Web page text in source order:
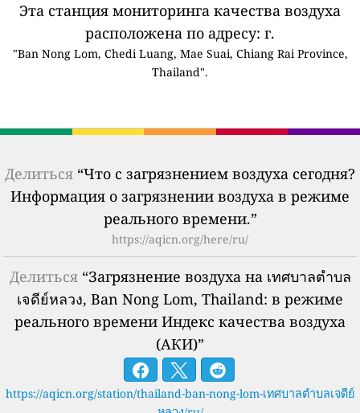
Эта станция мониторинга качества воздуха
расположена по адресу: г.
"Ban Nong Lom, Chedi Luang, Mae Suai, Chiang Rai Province,
Thailand".
Делиться “Что с загрязнением воздуха сегодня?
Информация о загрязнении воздуха в режиме
реального времени.”
https://aqicn.org/here/ru/
Делиться“Загрязнение воздуха на เทศบาลตำบล
เจดีย์หลวง, Ban Nong Lom, Thailand: в режиме
реального времени Индекс качества воздуха
(АКИ)”
https://aqicn.org/station/thailand-ban-nong-lom-เทศบาลตำบลเจดีย์